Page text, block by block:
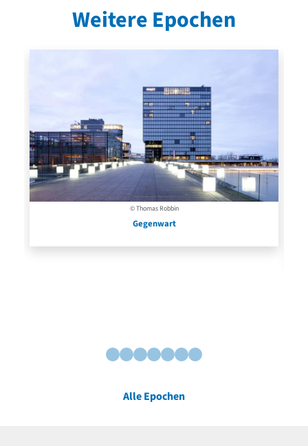
Weitere Epochen
© Thomas Robbin
Gegenwart
Alle Epochen